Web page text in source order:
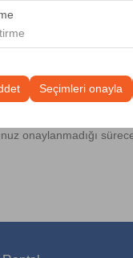
ve kullanıcı
ilgi alanlarınıza uygun
ve reklam
sayısı, tıklama
koruyarak,
ve sürekliliğini
Seçimleri onayla
onaylanmadığı